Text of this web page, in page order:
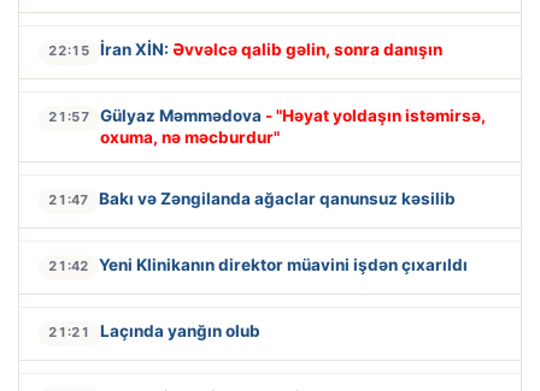
22:15 İran XİN: Əvvəlcə qalib gəlin, sonra danışın
21:57 Gülyaz Məmmədova - "Həyat yoldaşın istəmirsə,
oxuma, nə məcburdur"
21:47 Bakı və Zəngilanda ağaclar qanunsuz kəsilib
21:42 Yeni Klinikanın direktor müavini işdən çıxarıldı
21:21 Laçında yanğın olub